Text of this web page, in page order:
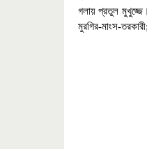
গলায় প্রতুল মুখুজ্জে
মুরগির-মাংস-তরকারী;